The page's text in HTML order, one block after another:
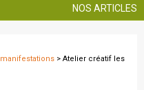
NOS ARTICLES
> Atelier créatif les